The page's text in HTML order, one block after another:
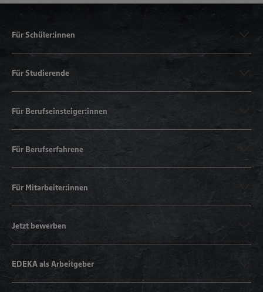
Für Schüler:innen
Für Studierende
Für Berufseinsteiger:innen
Für Berufserfahrene
Für Mitarbeiter:innen
Jetzt bewerben
EDEKA als Arbeitgeber